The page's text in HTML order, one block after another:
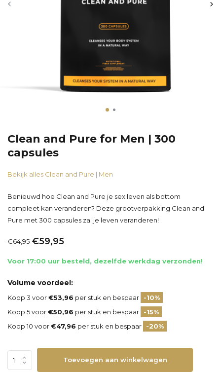
Clean and Pure for Men | 300
capsules
Bekijk alles Clean and Pure | Men
Benieuwd hoe Clean and Pure je sex leven als bottom
compleet kan veranderen? Deze grootverpakking Clean and
Pure met 300 capsules zal je leven veranderen!
€64,95 €59,95
Voor 17:00 uur besteld, dezelfde werkdag verzonden!
Volume voordeel:
Koop 3 voor€53,96 per stuk en bespaar
-10%
Koop 5 voor€50,96 per stuk en bespaar
-15%
Koop 10 voor€47,96 per stuk en bespaar -20%
Toevoegen aan winkelwagen